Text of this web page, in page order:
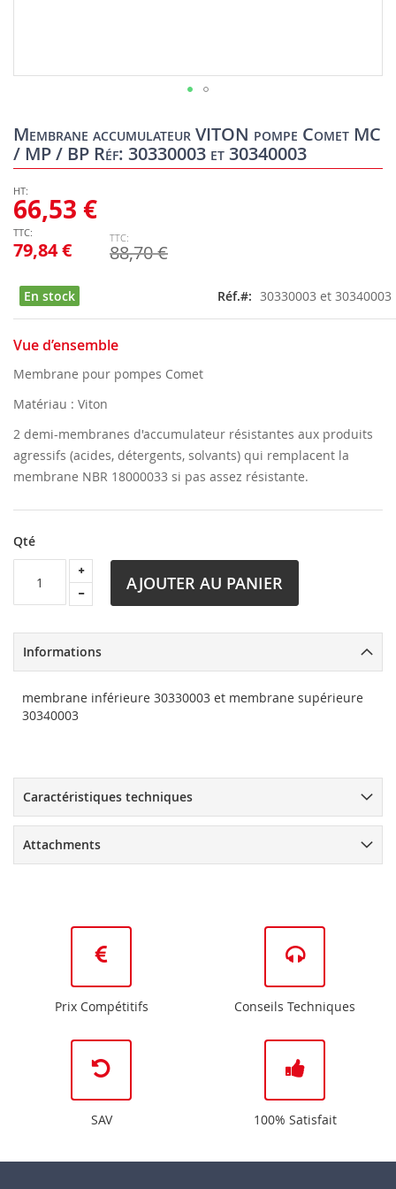
Membrane accumulateur VITON pompe Comet MC
/ MP / BP Réf: 30330003 et 30340003
79,84 €
66,53 €
88,70 €
En stock Réf. 30330003 et 30340003
Vue d’ensemble
Membrane pour pompes Comet
Matériau : Viton
2 demi-membranes d'accumulateur résistantes aux produits
agressifs (acides, détergents, solvants) qui remplacent la
membrane NBR 18000033 si pas assez résistante.
Qté
AJOUTER AU PANIER
to
the
beginning
the
images
gallery
Informations
membrane inférieure 30330003 et membrane supérieure
30340003
Caractéristiques techniques
Attachments
Prix Compétitifs Conseils Techniques
SAV 100% Satisfait